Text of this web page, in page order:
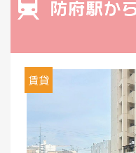
賃貸